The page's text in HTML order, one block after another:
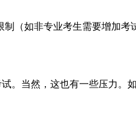
（如非专业考生需要增加
。当然，这也有一些压力。